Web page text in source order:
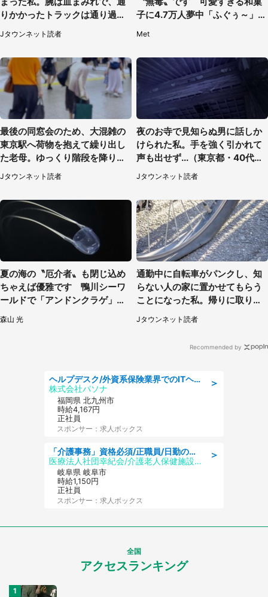
りかかったトラックは通り過ぎ
ていき...（福岡県・30代女性）
Jタウンネット読者
子に4.7万人夢中「ふぐぅ～」
Met
最後の同窓会のため、大混雑の
東京駅へ荷物を抱えて繰り出し
た老母。ゆっくり階段を降りて
たらスーツの男性が（東京都・
50代女性）
Jタウンネット読者
夜のお寺で見知らぬ男に話しか
けられた私。手を強く引かれて
声も出せず...（東京都・40代女
性）
Jタウンネット読者
夏の海の〝厄介者〟も閉じ込め
ちゃえば優雅です 鴨川シーワ
ールドで「アンドンクラゲ」期
間限定展示【7／29～】
森山 光
通勤中に自転車がパンクし、知
らない人の家に置かせてもらう
ことになった私。帰りに取りに
行くと、なんと...（東京都・40
代女性）
Jタウンネット読者
Recommended by
＞
ヘルプデスク/外資系保険業界でのITヘルプデスク業務/駅近/即日勤務可/ヘルプデスク
株式会社パソナ
福岡県 北九州市
時給4,167円
正社員
スポンサー：求人ボックス
＞
「介護事務」資格必須/正職員/日勤のみ/介護老人保健施設
医療法人社団幸紀会/介護老人保健施設 グリーンビラ安江
岐阜県 岐阜市
時給1,150円
正社員
スポンサー：求人ボックス
全国
アクセスランキング